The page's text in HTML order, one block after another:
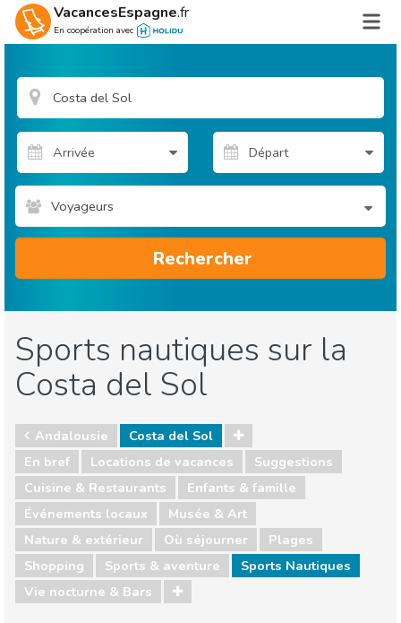
VacancesEspagne.fr
En coopération avec
Voyageurs
Rechercher
Sports nautiques sur la
Costa del Sol
Andalousie
Costa del Sol
En bref
Locations de vacances
Suggestions
Cuisine & Restaurants
Enfants & famille
Événements locaux
Musée & Art
Nature & extérieur
Où séjourner
Plages
Shopping
Sports & aventure
Sports Nautiques
Vie nocturne & Bars